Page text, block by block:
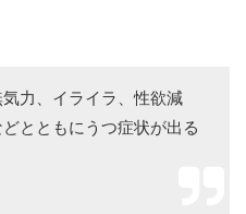
力、イライラ、性欲減
とともにうつ症状が出る